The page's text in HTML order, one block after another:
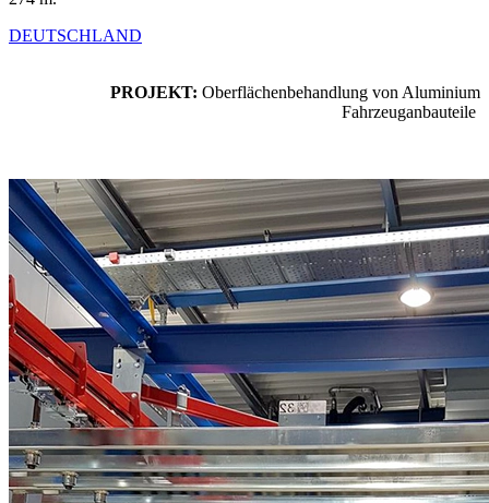
DEUTSCHLAND
PROJEKT: Oberflächenbehandlung von Aluminium
Fahrzeuganbauteile